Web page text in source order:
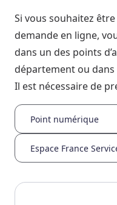
Si vous souhaitez
demande en ligne,
dans un des points
département ou dans
Il est nécessaire de
Point numérique
Espace France